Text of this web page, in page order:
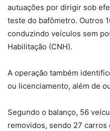
autuações por dirigir sob
teste do bafômetro. Outros
conduzindo veículos sem
Habilitação (CNH).
A operação também
ou licenciamento, além de
Segundo o balanço, 56
removidos, sendo 27 carros